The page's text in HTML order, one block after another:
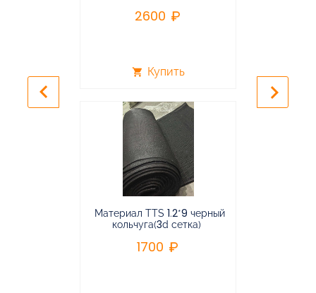
2600
shopping_cart Купить
Материал TTS 1.2*9 черный
кольчуга(3d сетка)
1700
keyboard_arrow_left keyboard_arrow_right